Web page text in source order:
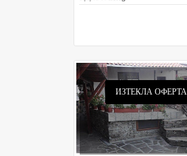
ИЗТЕКЛА ОФЕРТА